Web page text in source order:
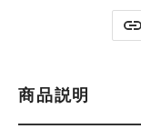
商品説明